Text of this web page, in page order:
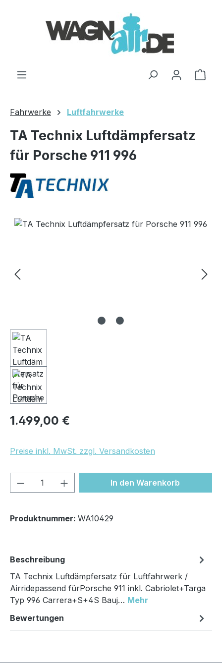
Fahrwerke Luftfahrwerke
TA Technix Luftdämpfersatz
für Porsche 911 996
Bildergalerie überspringen
Regulärer Preis:
1.499,00 €
Preise inkl. MwSt. zzgl. Versandkosten
Produkt Anzahl: Gib denIn den Warenkorb
Produktnummer: WA10429
Beschreibung
TA Technix Luftdämpfersatz für Luftfahrwerk /
Airridepassend fürPorsche 911 inkl. Cabriolet+Targa
Typ 996 Carrera+S+4S Bauj… Mehr
Bewertungen